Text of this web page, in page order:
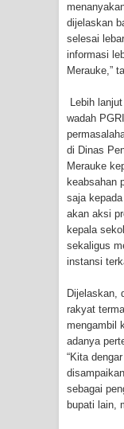
dijelaskan
selesai
informasi
Merauke,”
Lebih
wadah
di Dinas
Merauke
keabsahan
saja
akan aksi
kepala
sekaligus
instansi
Dijelaskan,
rakyat
mengambil
adanya
“Kita
sebagai
bupati lain,